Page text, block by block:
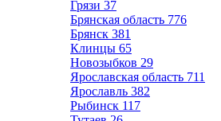
Грязи 37
Брянская область 776
Брянск 381
Клинцы 65
Новозыбков 29
Ярославская область 711
Ярославль 382
Рыбинск 117